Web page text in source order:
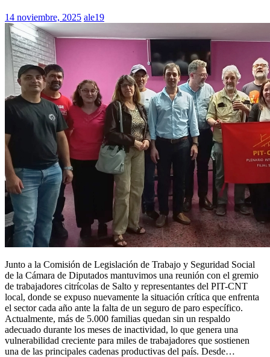
14 noviembre, 2025 ale19
Junto a la Comisión de Legislación de Trabajo y Seguridad Social
de la Cámara de Diputados mantuvimos una reunión con el gremio
de trabajadores citrícolas de Salto y representantes del PIT-CNT
local, donde se expuso nuevamente la situación crítica que enfrenta
el sector cada año ante la falta de un seguro de paro específico.
Actualmente, más de 5.000 familias quedan sin un respaldo
adecuado durante los meses de inactividad, lo que genera una
vulnerabilidad creciente para miles de trabajadores que sostienen
una de las principales cadenas productivas del país. Desde…